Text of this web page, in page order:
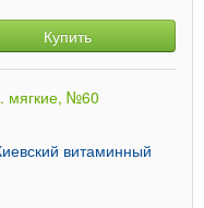
Купить
мягкие, №60
витаминный